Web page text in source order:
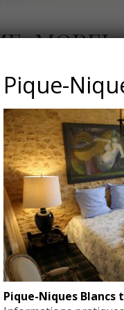
Pique-
Pique-Niques Blancs